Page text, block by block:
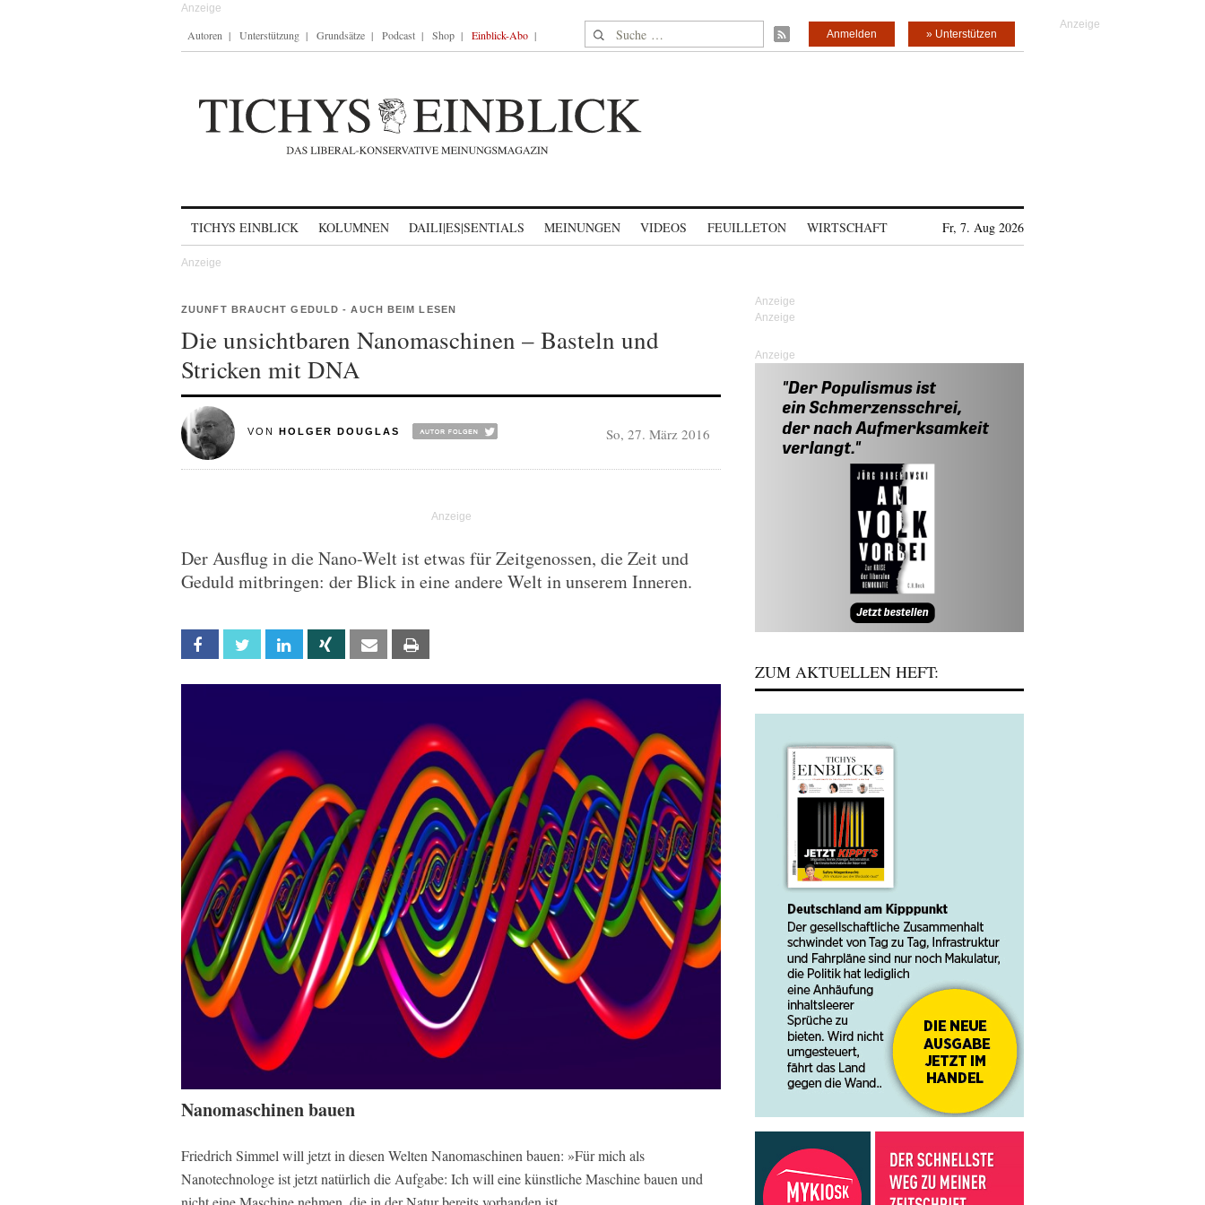
Autoren Unterstützung Grundsätze Podcast Shop Einblick-Abo Suche nach: » Unterstützen
Anmelden
TICHYS EINBLICK KOLUMNEN DAILI|ES|SENTIALS MEINUNGEN VIDEOS FEUILLETON WIRTSCHAFT Fr, 7. Aug 2026
ZUUNFT BRAUCHT GEDULD - AUCH BEIM LESEN
Die unsichtbaren Nanomaschinen – Basteln und
Stricken mit DNA
VON HOLGER DOUGLAS So, 27. März 2016
Der Ausflug in die Nano-Welt ist etwas für Zeitgenossen, die Zeit und
Geduld mitbringen: der Blick in eine andere Welt in unserem Inneren.
Facebook Twitter Linkedin Xing Email
Nanomaschinen bauen
Friedrich Simmel will jetzt in diesen Welten Nanomaschinen bauen: »Für mich als
Nanotechnologe ist jetzt natürlich die Aufgabe: Ich will eine künstliche Maschine bauen und
Anzeige
ZUM AKTUELLEN HEFT: